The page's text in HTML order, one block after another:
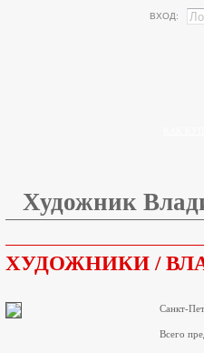
ВХОД:
Художник
ХУДОЖНИКИ /
Санкт-
Всего